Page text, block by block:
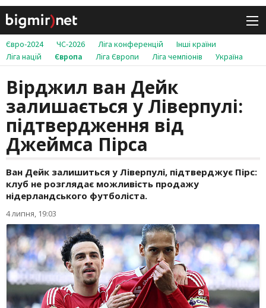
Євро-2024 ЧС-2026 Ліга конференцій
Інші країни
Ліга націй
Європа Ліга Європи Ліга чемпіонів Україна
Вірджил ван Дейк
залишається у Ліверпулі:
підтвердження від
Джеймса Пірса
Ван Дейк залишиться у Ліверпулі, підтверджує Пірс:
клуб не розглядає можливість продажу
нідерландського футболіста.
4 липня, 19:03